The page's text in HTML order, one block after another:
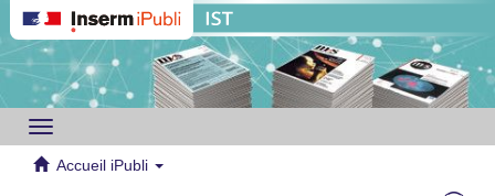
Toggle
navigation
Accueil iPubli